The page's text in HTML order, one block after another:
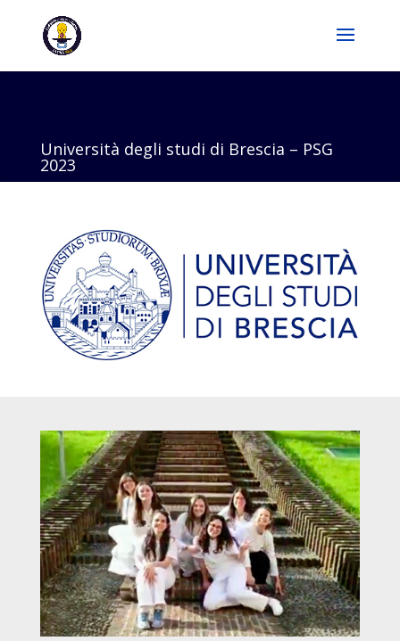
Università degli studi di Brescia – PSG
2023